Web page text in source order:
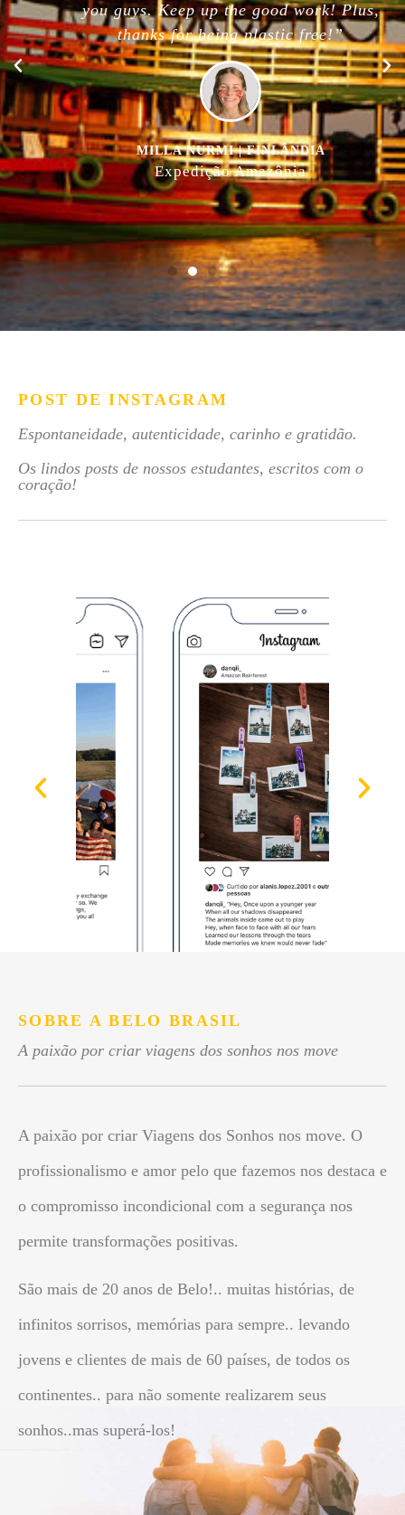
you guys. Keep up the good work! Plus,
thanks for being plastic free!”
MILLA NURMI | FINLÂNDIA
Expedição Amazônia
POST DE INSTAGRAM
Espontaneidade, autenticidade, carinho e gratidão.
Os lindos posts de nossos estudantes, escritos com o
coração!
SOBRE A BELO BRASIL
A paixão por criar viagens dos sonhos nos move
A paixão por criar Viagens dos Sonhos nos move. O
profissionalismo e amor pelo que fazemos nos destaca e
o compromisso incondicional com a segurança nos
permite transformações positivas.
São mais de 20 anos de Belo!.. muitas histórias, de
infinitos sorrisos, memórias para sempre.. levando
jovens e clientes de mais de 60 países, de todos os
continentes.. para não somente realizarem seus
sonhos..mas superá-los!